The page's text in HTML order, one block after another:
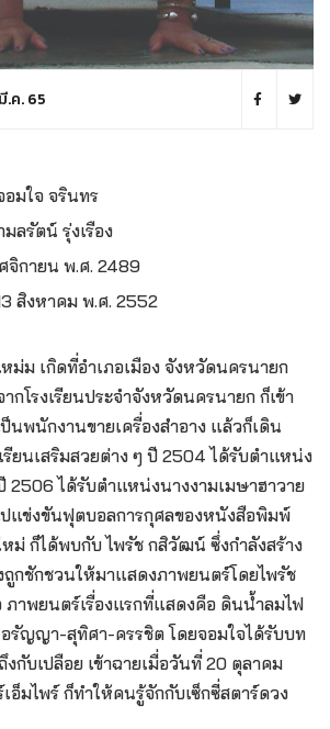
.ค. 65
อมใจ จรินทร
มลรัตน์ รุ่งเรือง
จิกายน พ.ศ. 2489
สิงหาคม พ.ศ. 2552
ม่ม เกิดที่อำเภอเมือง จังหวัดนครนายก
กโรงเรียนประจำจังหวัดนครนายก ก็เข้า
นพนักงานขายเครื่องสำอาง แล้วก็เดิน
รียนเสริมสวยต่าง ๆ ปี 2504 ได้รับตำแหน่ง
2506 ได้รับตำแหน่งนางงามเมษาฮาวาย
แข่งขันฟุตบอลการกุศลของหนังสือพิมพ์
หม่ ก็ได้พบกับ ไพรัช กสิวัฒน์ ซึ่งกำลังสร้าง
กชักชวนให้มาแสดงภาพยนตร์โดยไพรัช
ภาพยนตร์เรื่องแรกที่แสดงคือ ดินน้ำลมไฟ
รัญญา-สุทิศา-ครรชิต โดยจอมใจได้รับบท
กับเปลือย เข้าฉายเมื่อวันที่ 20 ตุลาคม
อ็มไพร์ ก็ทำให้คนรู้จักกับเซ็กซี่สตาร์ดวง